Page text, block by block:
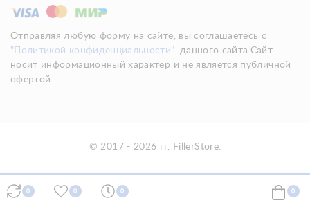
Отправляя любую форму на сайте, вы соглашаетесь с
"Политикой конфиденциальности"
данного сайта.Сайт
носит информационный характер и не является публичной
офертой.
© 2017 - 2026 гг. FillerStore.
0 0 0 0